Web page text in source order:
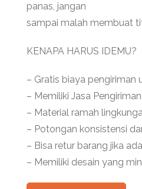
panas, jangan
sampai malah membuat
KENAPA HARUS IDEMU?
– Gratis biaya pengiriman
– Memiliki Jasa
– Material ramah
– Potongan konsistensi
– Bisa retur barang jika
– Memiliki desain yang